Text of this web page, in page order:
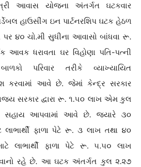
આવાસ યોજના અંતર્ગત ઘટકવાર
હાઉસીંગ ઇન પાર્ટનરશિપ ઘટક હેઠળ
પર ૪૦ ચો.મી સુધીના આવાસો બાંધવા રૂ.
આવક ધરાવતા ઘર વિહોણા પતિ-પત્ની
પરિવાર તરીકે વ્યાખ્યાયિત
કરવામાં આવે છે. જેમાં કેન્દ્ર સરકાર
સરકાર દ્વારા રૂ. ૧.૫૦ લાખ એમ કુલ
સહાય આપવામાં આવે છે. જયારે ૩૦
લાભાર્થી ફાળા પેટે રૂ. ૩ લાખ તથા ૪૦
લાભાર્થી ફાળા પેટે રૂ. ૫.૫૦ લાખ
રહે છે. આ ઘટક અંતર્ગત કુલ ૨.૨૭